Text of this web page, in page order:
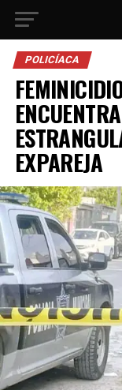
POLICÍACA
EXPAREJA